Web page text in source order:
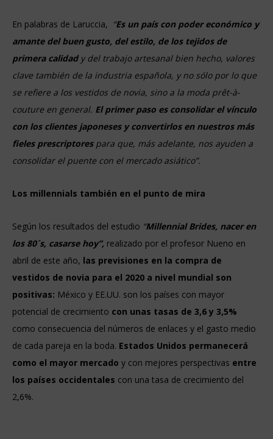
En palabras de Laruccia, “Es un país con poder económico y
amante del buen gusto, del estilo, de los tejidos de
primera calidady del trabajo artesanal bien hecho, valores
clave también de la industria española, y no sólo por lo que
se refiere a los vestidos de novia, sino a la moda prêt-à-
couture en general. El primer paso es consolidar el vínculo
con los clientes japoneses y convertirlos en nuestros más
fieles prescriptorespara que, más adelante, nos ayuden a
consolidar el puente con el mercado asiático”.
Los millennials también en el punto de mira
Según los resultados del estudio “Millennial Brides, nacer en
los 80´s, casarse hoy”, realizado por el profesor Nueno en
abril de este año, las previsiones en la compra de
vestidos de novia para el 2020 a nivel mundial son
positivas: México y EE.UU. son los países con mayor
potencial de crecimiento con unas tasas de 3,6 y 3,5%
como consecuencia del números de enlaces y el gasto medio
de cada pareja en la boda. Estados Unidos permanecerá
como el mayor mercado y con mejores perspectivas entre
los países occidentales con una tasa de crecimiento del
2,6%.